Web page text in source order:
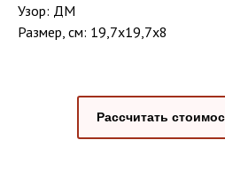
Узор: ДМ
Размер, см: 19,7x19,7x8
Рассчитать